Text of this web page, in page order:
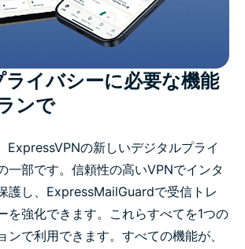
イバシーに必要な機能
ンで
ExpressVPNの新しいデジタルプライ
一部です。信頼性の高いVPNでインタ
護し、ExpressMailGuardで受信トレ
を強化できます。これらすべてを1つの
ンで利用できます。すべての機能が、